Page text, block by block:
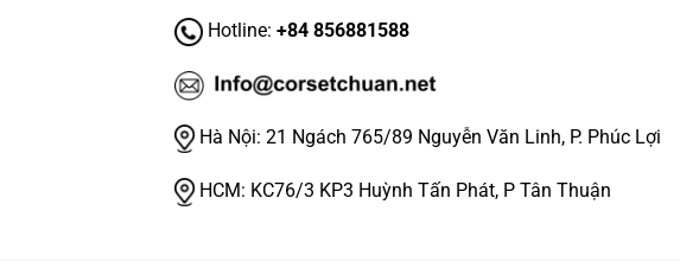
Hotline: +84 856881588
Hà Nội: 21 Ngách 765/89 Nguyễn Văn Linh, P. Phúc Lợi
HCM: KC76/3 KP3 Huỳnh Tấn Phát, P Tân Thuận